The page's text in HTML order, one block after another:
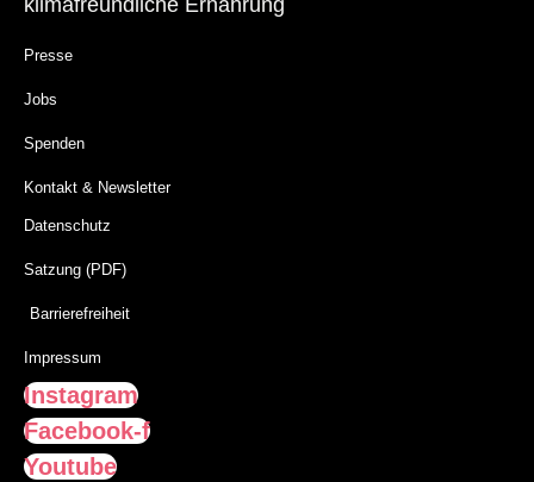
Presse
Jobs
Spenden
Kontakt & Newsletter
Datenschutz
Satzung (PDF)
Barrierefreiheit
Impressum
Instagram
Facebook-f
Youtube